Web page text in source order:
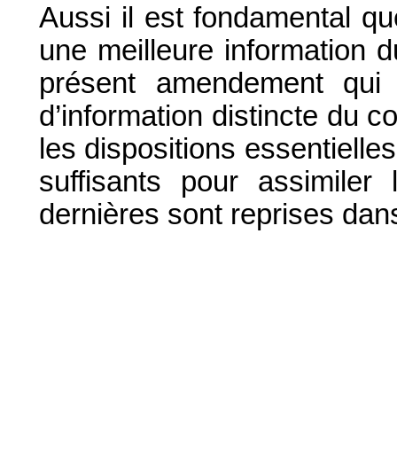
Aussi il est fondamental
une meilleure information
présent amendement
d’information distincte du
les dispositions
suffisants pour assimiler
dernières sont reprises